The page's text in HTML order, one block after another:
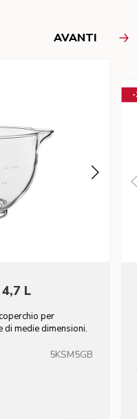
AVANTI
L
per
di medie dimensioni.
5KSM5GB
-